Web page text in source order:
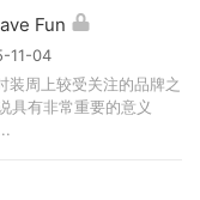
Fun
11-04
周上较受关注的品牌之
具有非常重要的意义